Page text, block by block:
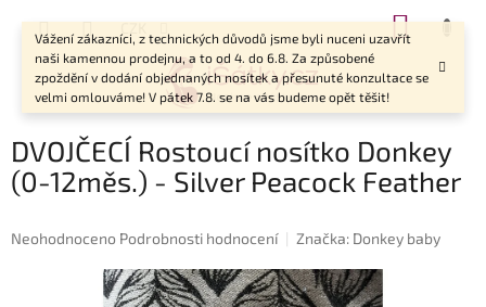
Vážení zákazníci, z technických důvodů jsme byli nuceni uzavřít
naši kamennou prodejnu, a to od 4. do 6.8. Za způsobené
zpoždění v dodání objednaných nosítek a přesunuté konzultace se
velmi omlouváme! V pátek 7.8. se na vás budeme opět těšit!
CZK
DVOJČECÍ Rostoucí nosítko Donkey
(0-12měs.) - Silver Peacock Feather
Průměrné
Neohodnoceno Podrobnosti hodnocení Značka: Donkey baby